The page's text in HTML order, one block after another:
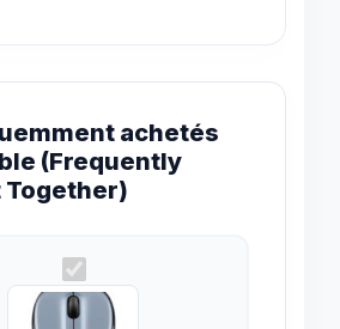
achetés
(Frequently
Together)